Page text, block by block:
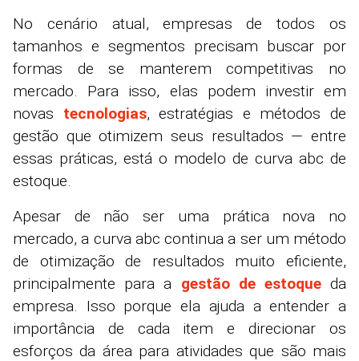
No cenário atual, empresas de todos os
tamanhos e segmentos precisam buscar por
formas de se manterem competitivas no
mercado. Para isso, elas podem investir em
novas tecnologias, estratégias e métodos de
gestão que otimizem seus resultados —entre
essas práticas, está o modelo de curva abc de
estoque.
Apesar de não ser uma prática nova no
mercado, a curva abc continua a ser um método
de otimização de resultados muito eficiente,
principalmente para a gestão de estoqueda
empresa. Isso porque ela ajuda a entender a
importância de cada item e direcionar os
esforços da área para atividades que são mais